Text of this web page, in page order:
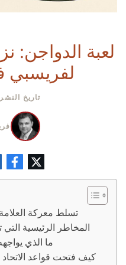
لعبة الدواجن:
لفريسبي
تاريخ النشر: 16 مايو
تويتر
تسلط معركة
المخاطر الرئيسية التي
ما الذي
كيف فتحت قواعد الاتحاد